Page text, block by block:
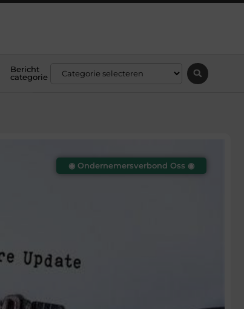
Bericht
categorie
◉ Ondernemersverbond Oss ◉